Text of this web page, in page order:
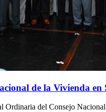
de la Vivienda en
Ordinaria del Consejo